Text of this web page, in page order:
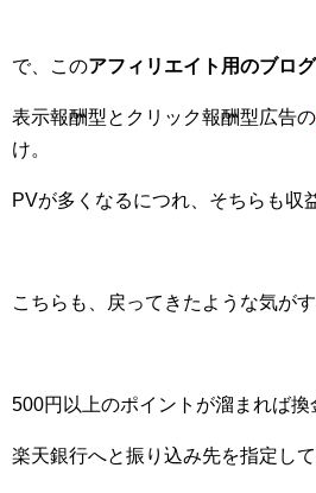
で、このアフィリエイト用のブログ
表示報酬型とクリック報酬型広告の
け。
PVが多くなるにつれ、そちらも収
こちらも、戻ってきたような気がす
500円以上のポイントが溜まれば換
楽天銀行へと振り込み先を指定し